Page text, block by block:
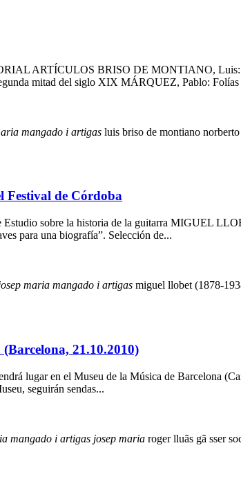
ARTÍCULOS BRISO DE MONTIANO, Luis:
mitad del siglo XIX MÁRQUEZ, Pablo: Folías
mangado i artigas luis briso de montiano
Festival de Córdoba
Estudio sobre la historia de la guitarra MIGUEL
para una biografía”. Selección de...
maria mangado i artigas miguel llobet (1878-
21.10.2010)
lugar en el Museu de la Música de Barcelona
seguirán sendas...
mangado i artigas josep maria rogerlluã­s gã sser